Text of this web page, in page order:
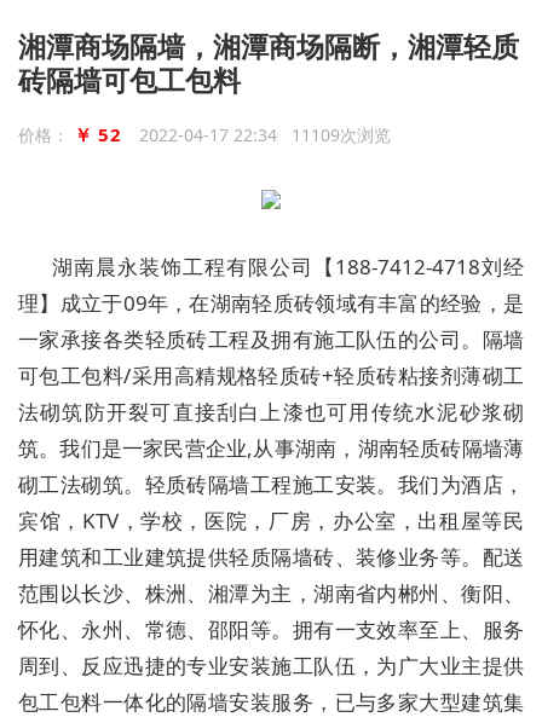
湘潭商场隔墙，湘潭商场隔断，湘潭轻质
砖隔墙可包工包料
价格： ￥ 52 2022-04-17 22:34 11109次浏览
湖南晨永装饰工程有限公司【188-7412-4718刘经
理】成立于09年，在湖南轻质砖领域有丰富的经验，是
一家承接各类轻质砖工程及拥有施工队伍的公司。隔墙
可包工包料/采用高精规格轻质砖+轻质砖粘接剂薄砌工
法砌筑防开裂可直接刮白上漆也可用传统水泥砂浆砌
筑。我们是一家民营企业,从事湖南，湖南轻质砖隔墙薄
砌工法砌筑。轻质砖隔墙工程施工安装。我们为酒店，
宾馆，KTV，学校，医院，厂房，办公室，出租屋等民
用建筑和工业建筑提供轻质隔墙砖、装修业务等。配送
范围以长沙、株洲、湘潭为主，湖南省内郴州、衡阳、
怀化、永州、常德、邵阳等。拥有一支效率至上、服务
周到、反应迅捷的专业安装施工队伍，为广大业主提供
包工包料一体化的隔墙安装服务，已与多家大型建筑集